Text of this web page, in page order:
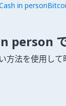
in
person
法を使用して